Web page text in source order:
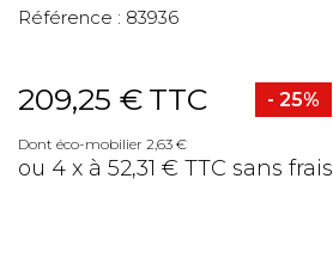
Référence : 83936
209,25 € TTC - 25%
Dont éco-mobilier 2,63 €
ou 4 x à 52,31 € TTC sans frais